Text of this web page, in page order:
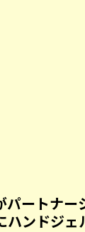
パートナー
ハンドジェ